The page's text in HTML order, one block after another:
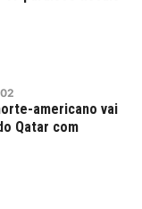
americano vai
Qatar com